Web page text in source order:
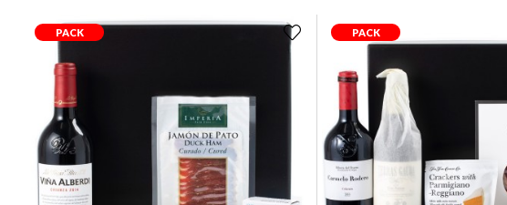
PACK PACK